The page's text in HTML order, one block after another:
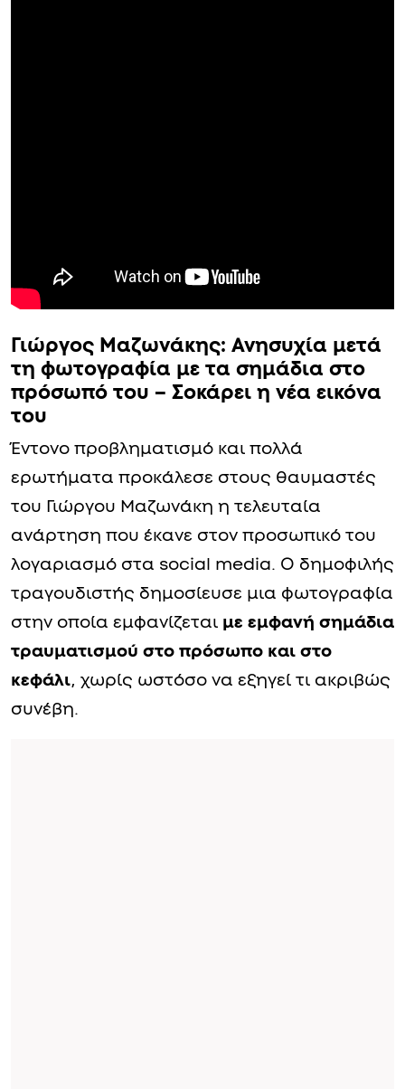
Γιώργος Μαζωνάκης: Ανησυχία μετά
τη φωτογραφία με τα σημάδια στο
πρόσωπό του – Σοκάρει η νέα εικόνα
του
Έντονο προβληματισμό και πολλά
ερωτήματα προκάλεσε στους θαυμαστές
του Γιώργου Μαζωνάκη η τελευταία
ανάρτηση που έκανε στον προσωπικό του
λογαριασμό στα social media. Ο δημοφιλής
τραγουδιστής δημοσίευσε μια φωτογραφία
στην οποία εμφανίζεται με εμφανή σημάδια
τραυματισμού στο πρόσωπο και στο
κεφάλι, χωρίς ωστόσο να εξηγεί τι ακριβώς
συνέβη.